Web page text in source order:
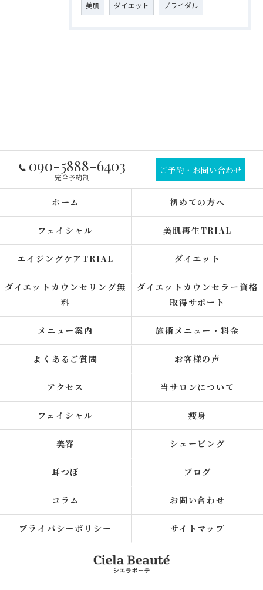
美肌 ダイエット ブライダル
090-5888-6403
完全予約制
ご予約・お問い合わせ
ホーム 初めての方へ
フェイシャル 美肌再生TRIAL
エイジングケアTRIAL ダイエット
ダイエットカウンセリング無
料
ダイエットカウンセラー資格
取得サポート
メニュー案内 施術メニュー・料金
よくあるご質問 お客様の声
アクセス 当サロンについて
フェイシャル 痩身
美容 シェービング
耳つぼ ブログ
コラム お問い合わせ
プライバシーポリシー サイトマップ